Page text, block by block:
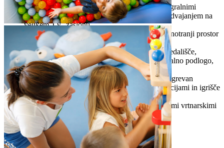
Game Lounge– prostor za igre, opremljen z igralnimi
konzolami PS, Nintendo Switch in Xbox s predvajanjem na
velikem TV- zaslonu
Teen Hangout– posebej zasnovan zunanji in notranji prostor
za najstnike
zabavne vsebine za vse generacije
– kino, gledališče,
družinska igralnica, soba Softplay z mehko igralno podlogo,
fitnes na prostem
družinske plaže in bazeni– prodnate plaže, ogrevan
družinski bazen, otroški bazen z vodnimi atrakcijami in igrišče
s čofotalnikom
Maro Garden
– zasnovan za otroke z občasnimi vrtnarskimi
uricami
Družinski programi